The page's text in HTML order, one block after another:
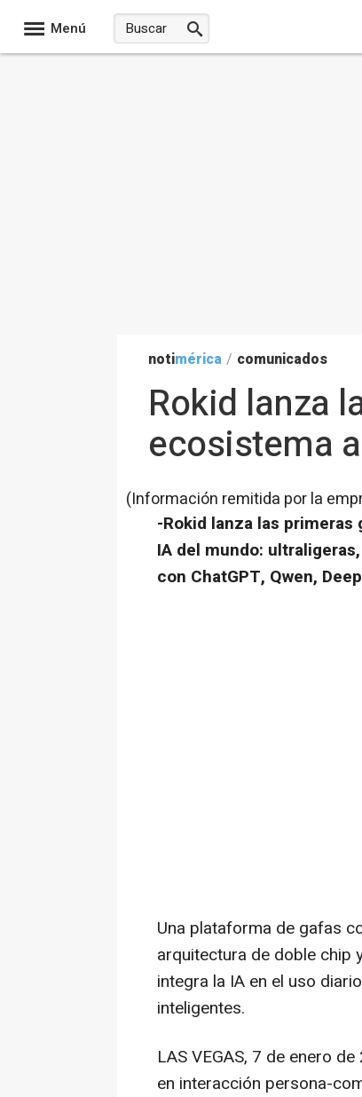
Menú
notimérica / comunicados
Rokid lanza
ecosistema
(Información remitida por la
-Rokid lanza las
IA del mundo:
con ChatGPT, Qwen,
Una plataforma de gafas
arquitectura de doble chip
integra la IA en el uso
inteligentes.
LAS VEGAS, 7 de enero de
en interacción persona-